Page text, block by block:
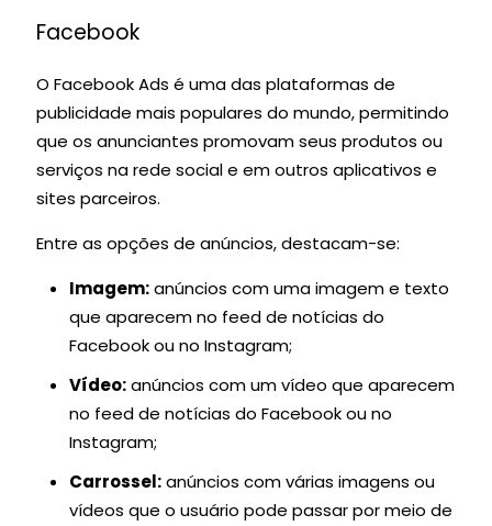
Facebook
O Facebook Ads é uma das plataformas de
publicidade mais populares do mundo, permitindo
que os anunciantes promovam seus produtos ou
serviços na rede social e em outros aplicativos e
sites parceiros.
Entre as opções de anúncios, destacam-se:
Imagem:anúncios com uma imagem e texto
que aparecem no feed de notícias do
Facebook ou no Instagram;
Vídeo:anúncios com um vídeo que aparecem
no feed de notícias do Facebook ou no
Instagram;
Carrossel:anúncios com várias imagens ou
vídeos que o usuário pode passar por meio de